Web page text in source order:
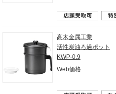
高木金属工業
活性炭油ろ過ポット
KWP-0.9
Web価格